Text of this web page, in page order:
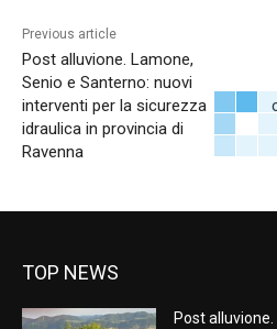
Previous article
Post alluvione. Lamone,
Senio e Santerno: nuovi
interventi per la sicurezza
idraulica in provincia di
Ravenna
TOP NEWS
Post